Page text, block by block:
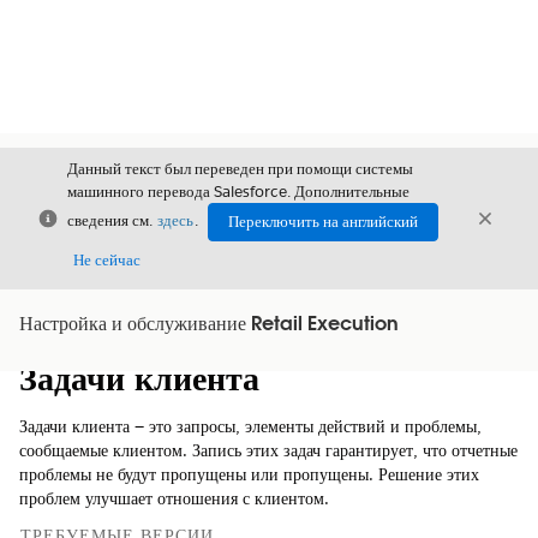
Закрыть
Данный текст был переведен при помощи системы
машинного перевода Salesforce. Дополнительные
сведения см. здесь.
Переключить на английский
Не сейчас
Настройка и обслуживание Retail Execution
Показать содержание
Содержание
Задачи клиента
Задачи клиента — это запросы, элементы действий и проблемы,
сообщаемые клиентом. Запись этих задач гарантирует, что отчетные
проблемы не будут пропущены или пропущены. Решение этих
проблем улучшает отношения с клиентом.